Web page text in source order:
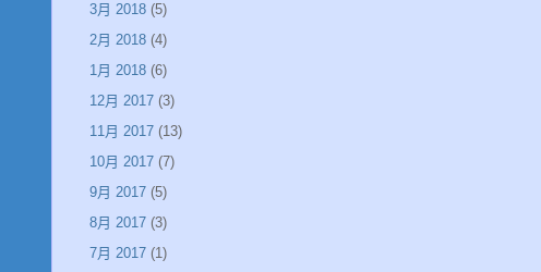
3月 2018 (5)
2月 2018 (4)
1月 2018 (6)
12月 2017 (3)
11月 2017 (13)
10月 2017 (7)
9月 2017 (5)
8月 2017 (3)
7月 2017 (1)